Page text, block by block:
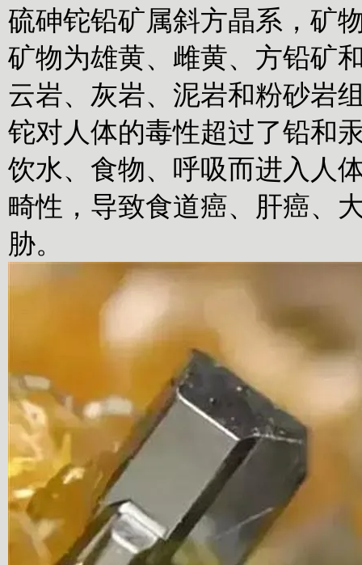
硫砷铊铅矿属斜方晶系，矿
矿物为雄黄、雌黄、方铅矿
云岩、灰岩、泥岩和粉砂岩
铊对人体的毒性超过了铅和
饮水、食物、呼吸而进入人
畸性，导致食道癌、肝癌、
胁。